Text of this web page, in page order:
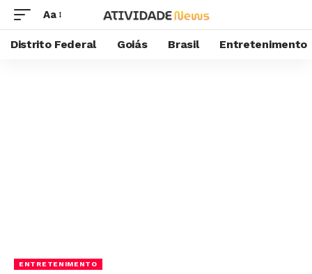
Aa
Distrito Federal Goiás Brasil Entretenimento
ENTRETENIMENTO